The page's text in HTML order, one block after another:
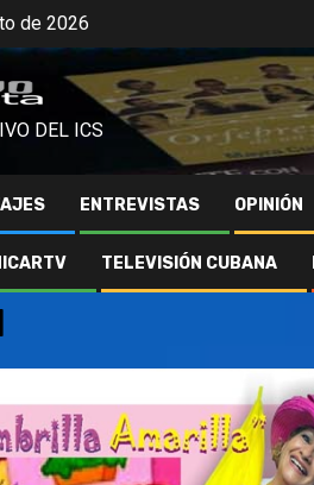
de 2026
DEL ICS
ENTREVISTAS OPINIÓN
TELEVISIÓN CUBANA